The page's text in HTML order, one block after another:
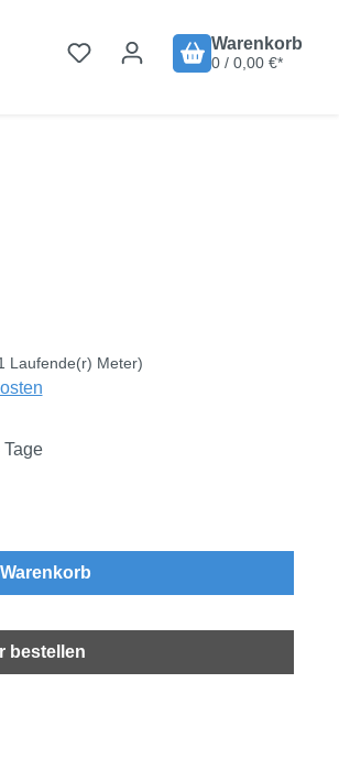
Warenkorb
0 / 0,00 €*
Laufende(r) Meter)
gewünschten Wert ein
bestellen